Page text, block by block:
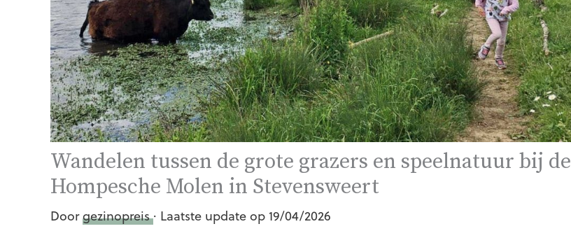
Wandelen tussen de grote grazers en speelnatuur bij de
Hompesche Molen in Stevensweert
Doorgezinopreis· Laatste update op 19/04/2026